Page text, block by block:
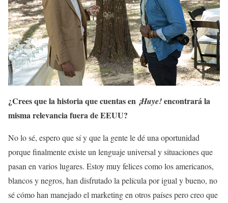
¿Crees que la historia que cuentas en ¡Huye!encontrará la
misma relevancia fuera de EEUU?
No lo sé, espero que sí y que la gente le dé una oportunidad
porque finalmente existe un lenguaje universal y situaciones que
pasan en varios lugares. Estoy muy felices como los americanos,
blancos y negros, han disfrutado la película por igual y bueno, no
sé cómo han manejado el marketing en otros países pero creo que